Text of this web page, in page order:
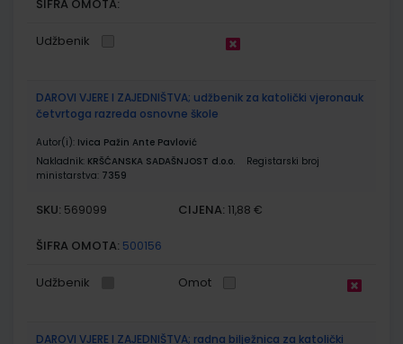
ŠIFRA OMOTA:
Udžbenik
DAROVI VJERE I ZAJEDNIŠTVA; udžbenik za katolički vjeronauk
četvrtoga razreda osnovne škole
Autor(i): Ivica Pažin Ante Pavlović
Nakladnik: KRŠĆANSKA SADAŠNJOST d.o.o.
Registarski broj
ministarstva: 7359
SKU: 569099 CIJENA: 11,88 €
ŠIFRA OMOTA: 500156
Udžbenik Omot
DAROVI VJERE I ZAJEDNIŠTVA; radna bilježnica za katolički